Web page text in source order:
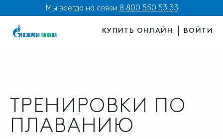
Мы всегда на связи 8 800 550 53 33
КУПИТЬ ОНЛАЙН ВОЙТИ
ТРЕНИРОВКИ ПО
ПЛАВАНИЮ